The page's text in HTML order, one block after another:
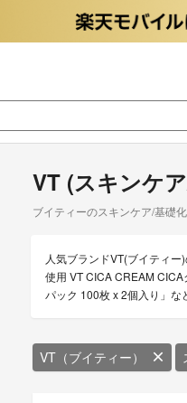
VT (スキンケ
ブイティーのスキンケア/基礎
人気ブランドVT(ブイティ
使用 VT CICA CREAM
パック 100枚 x 2個入り」な
VT（ブイティー）